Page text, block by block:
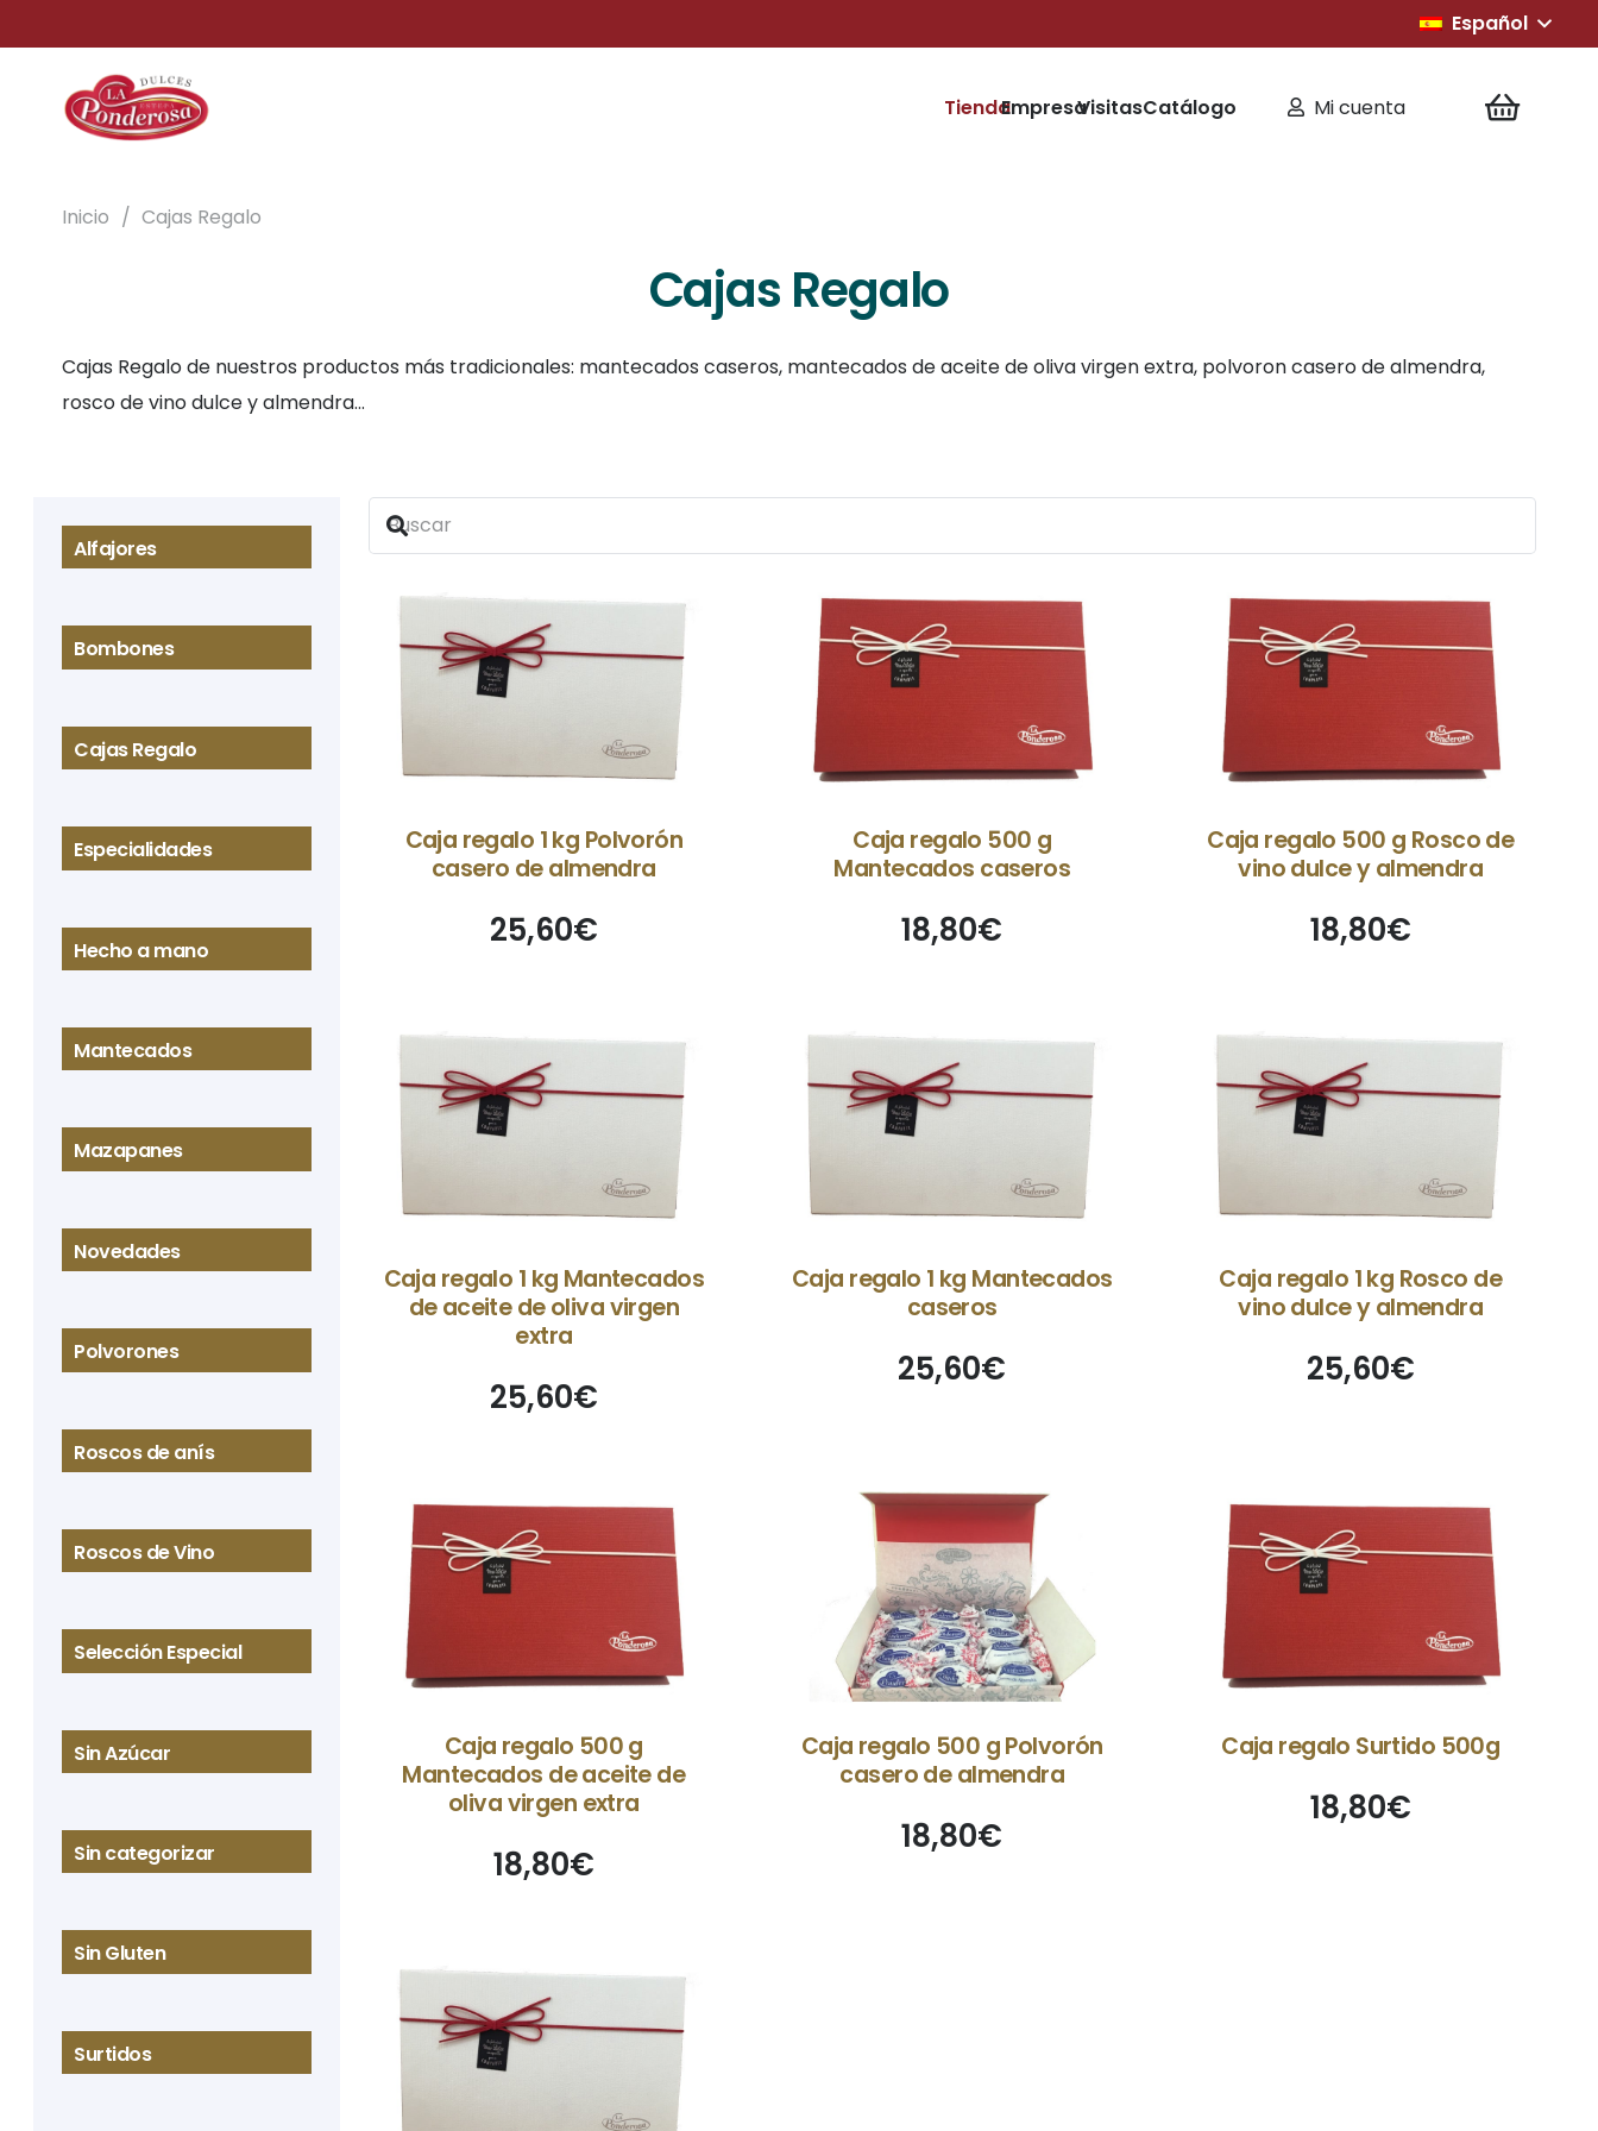
Español
TiendaEmpresaVisitasCatálogo Mi cuenta
Inicio / Cajas Regalo
Cajas Regalo
Cajas Regalo de nuestros productos más tradicionales: mantecados caseros, mantecados de aceite de oliva virgen extra, polvoron casero de almendra,
rosco de vino dulce y almendra…
Alfajores
Bombones
Cajas Regalo
Especialidades
Hecho a mano
Mantecados
Mazapanes
Novedades
Polvorones
Roscos de anís
Roscos de Vino
Selección Especial
Sin Azúcar
Sin categorizar
Sin Gluten
Surtidos
Caja regalo 1 kg Polvorón
casero de almendra
25,60€
Caja regalo 500 g
Mantecados caseros
18,80€
Caja regalo 500 g Rosco de
vino dulce y almendra
18,80€
Caja regalo 1 kg Mantecados
de aceite de oliva virgen
extra
25,60€
Caja regalo 1 kg Mantecados
caseros
25,60€
Caja regalo 1 kg Rosco de
vino dulce y almendra
25,60€
Caja regalo 500 g
Mantecados de aceite de
oliva virgen extra
18,80€
Caja regalo 500 g Polvorón
casero de almendra
18,80€
Caja regalo Surtido 500g
18,80€